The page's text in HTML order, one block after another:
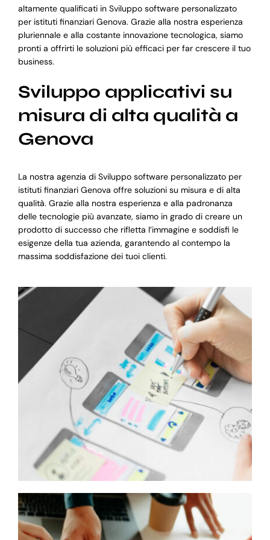
altamente qualificati in Sviluppo software personalizzato
per istituti finanziari Genova. Grazie alla nostra esperienza
pluriennale e alla costante innovazione tecnologica, siamo
pronti a offrirti le soluzioni più efficaci per far crescere il tuo
business.
Sviluppo applicativi su
misura di alta qualità a
Genova
La nostra agenzia di Sviluppo software personalizzato per
istituti finanziari Genova offre soluzioni su misura e di alta
qualità. Grazie alla nostra esperienza e alla padronanza
delle tecnologie più avanzate, siamo in grado di creare un
prodotto di successo che rifletta l’immagine e soddisfi le
esigenze della tua azienda, garantendo al contempo la
massima soddisfazione dei tuoi clienti.